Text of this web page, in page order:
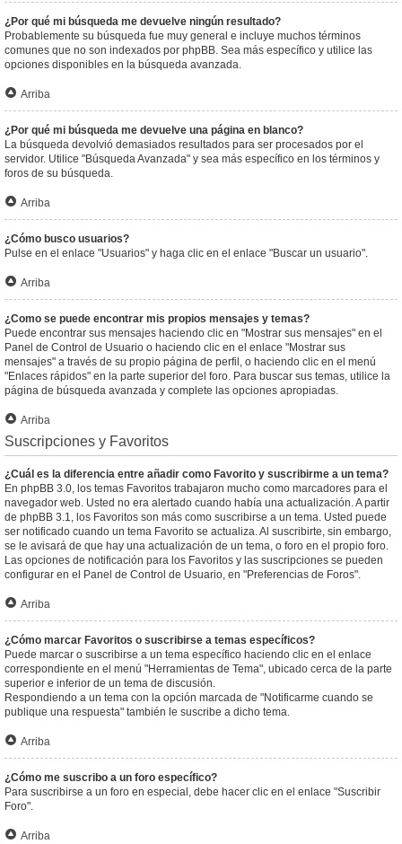
¿Por qué mi búsqueda me devuelve ningún resultado?
Probablemente su búsqueda fue muy general e incluye muchos términos
comunes que no son indexados por phpBB. Sea más específico y utilice las
opciones disponibles en la búsqueda avanzada.
Arriba
¿Por qué mi búsqueda me devuelve una página en blanco?
La búsqueda devolvió demasiados resultados para ser procesados por el
servidor. Utilice "Búsqueda Avanzada" y sea más específico en los términos y
foros de su búsqueda.
Arriba
¿Cómo busco usuarios?
Pulse en el enlace "Usuarios" y haga clic en el enlace "Buscar un usuario".
Arriba
¿Como se puede encontrar mis propios mensajes y temas?
Puede encontrar sus mensajes haciendo clic en "Mostrar sus mensajes" en el
Panel de Control de Usuario o haciendo clic en el enlace "Mostrar sus
mensajes" a través de su propio página de perfil, o haciendo clic en el menú
"Enlaces rápidos" en la parte superior del foro. Para buscar sus temas, utilice la
página de búsqueda avanzada y complete las opciones apropiadas.
Arriba
Suscripciones y Favoritos
¿Cuál es la diferencia entre añadir como Favorito y suscribirme a un tema?
En phpBB 3.0, los temas Favoritos trabajaron mucho como marcadores para el
navegador web. Usted no era alertado cuando había una actualización. A partir
de phpBB 3.1, los Favoritos son más como suscribirse a un tema. Usted puede
ser notificado cuando un tema Favorito se actualiza. Al suscribirte, sin embargo,
se le avisará de que hay una actualización de un tema, o foro en el propio foro.
Las opciones de notificación para los Favoritos y las suscripciones se pueden
configurar en el Panel de Control de Usuario, en "Preferencias de Foros".
Arriba
¿Cómo marcar Favoritos o suscribirse a temas específicos?
Puede marcar o suscribirse a un tema específico haciendo clic en el enlace
correspondiente en el menú "Herramientas de Tema", ubicado cerca de la parte
superior e inferior de un tema de discusión.
Respondiendo a un tema con la opción marcada de "Notificarme cuando se
publique una respuesta" también le suscribe a dicho tema.
Arriba
¿Cómo me suscribo a un foro específico?
Para suscribirse a un foro en especial, debe hacer clic en el enlace "Suscribir
Foro".
Arriba